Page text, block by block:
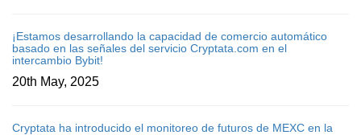
¡Estamos desarrollando la capacidad de comercio automático
basado en las señales del servicio Cryptata.com en el
intercambio Bybit!
20th May, 2025
Cryptata ha introducido el monitoreo de futuros de MEXC en la